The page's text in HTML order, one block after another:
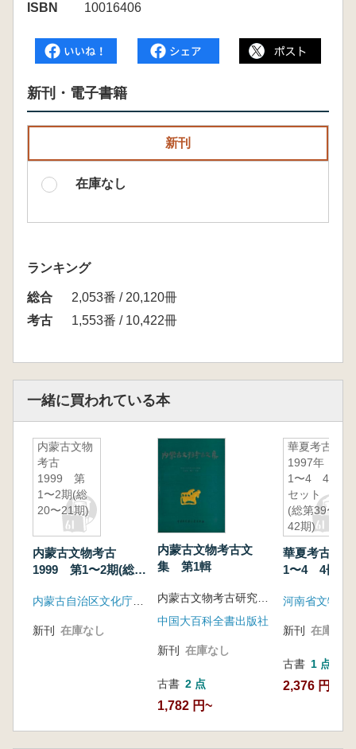
ISBN
10016406
新刊・電子書籍
新刊
在庫なし
ランキング
総合
2,053番 / 20,120冊
考古
1,553番 / 10,422冊
一緒に買われている本
内蒙古文物
考古
1999 第
1〜2期(総
20〜21期)
内蒙古文物考古
1999 第1〜2期(総
新刊 在庫なし
内蒙古文物考古文
集 第1輯
内蒙古文物考古研究所編
中国大百科全書出版社
新刊 在庫なし
古書 2 点
1,782 円~
華夏考古
1997年
1〜4 4冊
セット
(総第39〜
42期)
華夏考古
1〜4 4冊
河南省文物考
新刊 在庫なし
古書 1 点
2,376 円